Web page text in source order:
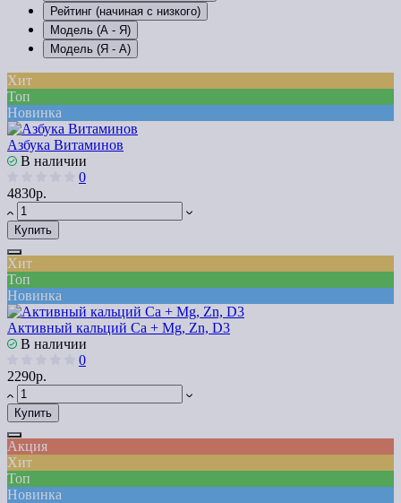
Рейтинг (начиная с низкого)
Модель (А - Я)
Модель (Я - А)
Хит
Топ
Новинка
Азбука Витаминов
В наличии
0
4830р.
Купить
Хит
Топ
Новинка
Активный кальций Ca + Mg, Zn, D3
В наличии
0
2290р.
Купить
Акция
Хит
Топ
Новинка